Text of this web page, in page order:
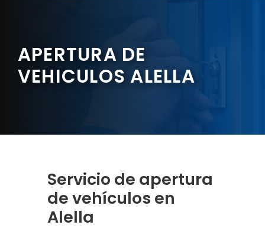
APERTURA DE
VEHICULOS ALELLA
Servicio de apertura
de vehículos en
Alella